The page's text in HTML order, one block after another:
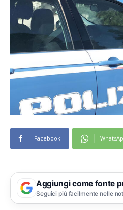
Facebook
Aggiungi come fonte
Seguici più facilmente nelle